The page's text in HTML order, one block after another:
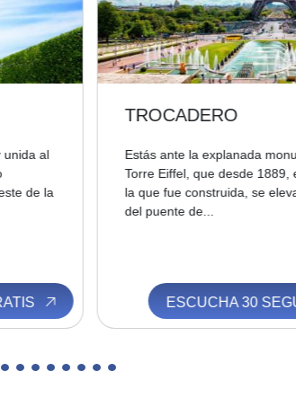
ante la explanada monumental frente a la
Eiffel, que desde 1889, el año de la Expo para
que fue construida, se eleva majestuosa más allá
ESCUCHA 30 SEGUNDOS GRATIS